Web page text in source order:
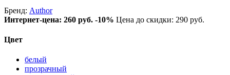
Бренд: Author
Интернет-цена: 260 руб. -10% Цена до скидки: 290 руб.
Цвет
белый
прозрачный